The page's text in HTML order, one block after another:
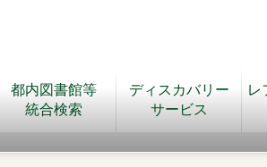
都内図書館等
統合検索
ディスカバリー
サービス
レ